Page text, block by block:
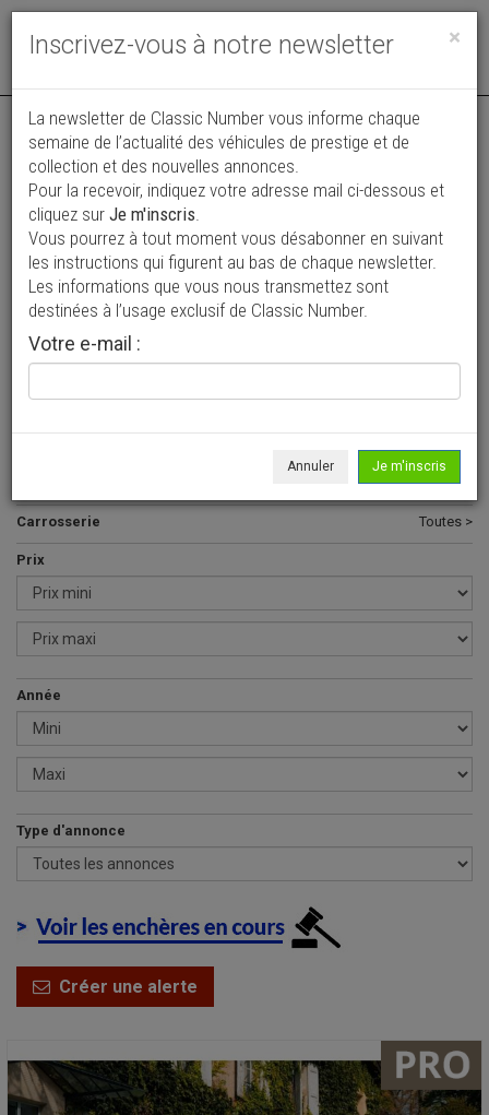
Toggle
Vos annonces vues par
plus de 4 millions de collectionneurs
Ajouter une annonce
> Rechercher un véhicule
230 >
Carrosserie Toutes >
Prix
Année
Type d'annonce
Créer une alerte
×
Inscrivez-vous à notre newsletter
La newsletter de Classic Number vous informe chaque
semaine de l’actualité des véhicules de prestige et de
collection et des nouvelles annonces.
Pour la recevoir, indiquez votre adresse mail ci-dessous et
cliquez sur Je m'inscris.
Vous pourrez à tout moment vous désabonner en suivant
les instructions qui figurent au bas de chaque newsletter.
Les informations que vous nous transmettez sont
destinées à l’usage exclusif de Classic Number.
Votre e-mail :
Annuler Je m'inscris